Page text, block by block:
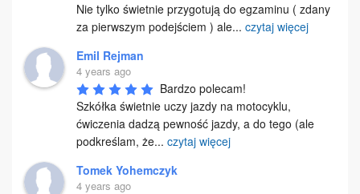
Nie tylko świetnie przygotują do egzaminu ( zdany
za pierwszym podejściem ) ale... czytaj więcej
Emil Rejman
4 years ago
Bardzo polecam!
Szkółka świetnie uczy jazdy na motocyklu,
ćwiczenia dadzą pewność jazdy, a do tego (ale
podkreślam, że... czytaj więcej
Tomek Yohemczyk
4 years ago